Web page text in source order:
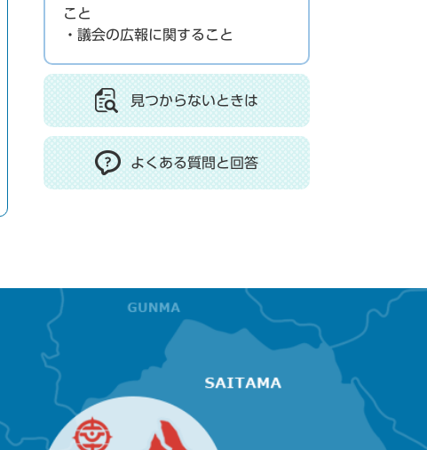
こと
・議会の広報に関すること
見つからないときは
よくある質問と回答